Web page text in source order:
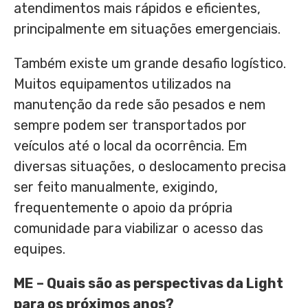
atendimentos mais rápidos e eficientes,
principalmente em situações emergenciais.
Também existe um grande desafio logístico.
Muitos equipamentos utilizados na
manutenção da rede são pesados e nem
sempre podem ser transportados por
veículos até o local da ocorrência. Em
diversas situações, o deslocamento precisa
ser feito manualmente, exigindo,
frequentemente o apoio da própria
comunidade para viabilizar o acesso das
equipes.
ME – Quais são as perspectivas da Light
para os próximos anos?